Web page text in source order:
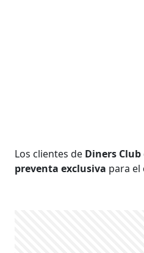
Los clientes de Diners Club
preventa exclusiva para el